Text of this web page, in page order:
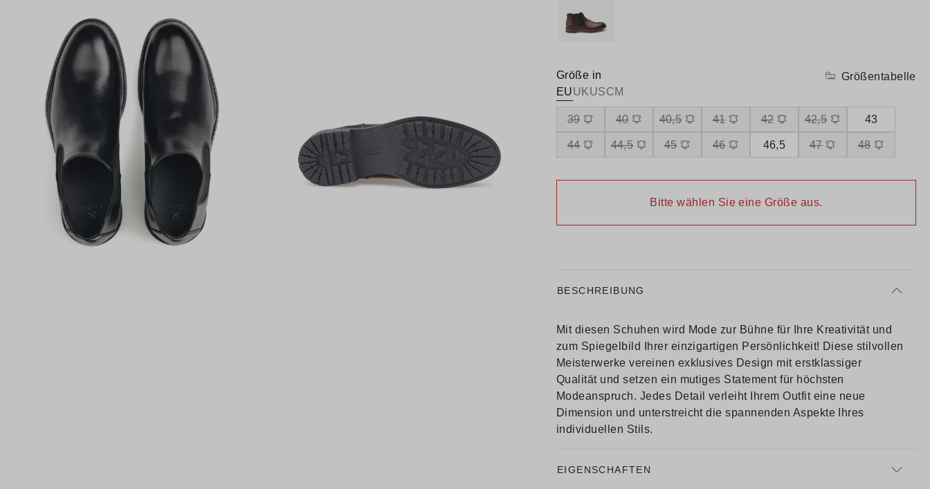
Größe in
EUUKUSCM
Größentabelle
39 40 40,5 41 42 42,5 43
44 44,5 45 46 46,5 47 48
Bitte wählen Sie eine Größe aus.
BESCHREIBUNG
Mit diesen Schuhen wird Mode zur Bühne für Ihre Kreativität und
zum Spiegelbild Ihrer einzigartigen Persönlichkeit! Diese stilvollen
Meisterwerke vereinen exklusives Design mit erstklassiger
Qualität und setzen ein mutiges Statement für höchsten
Modeanspruch. Jedes Detail verleiht Ihrem Outfit eine neue
Dimension und unterstreicht die spannenden Aspekte Ihres
individuellen Stils.
EIGENSCHAFTEN